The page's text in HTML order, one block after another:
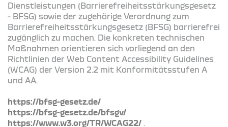
Dienstleistungen (Barrierefreiheitsstärkungsgesetz
- BFSG) sowie der zugehörige Verordnung zum
Barrierefreiheitsstärkungsgesetz (BFSG) barrierefrei
zugänglich zu machen. Die konkreten technischen
Maßnahmen orientieren sich vorliegend an den
Richtlinien der Web Content Accessibility Guidelines
(WCAG) der Version 2.2 mit Konformitätsstufen A
und AA.
https://bfsg-gesetz.de/
https://bfsg-gesetz.de/bfsgv/
https://www.w3.org/TR/WCAG22/ .